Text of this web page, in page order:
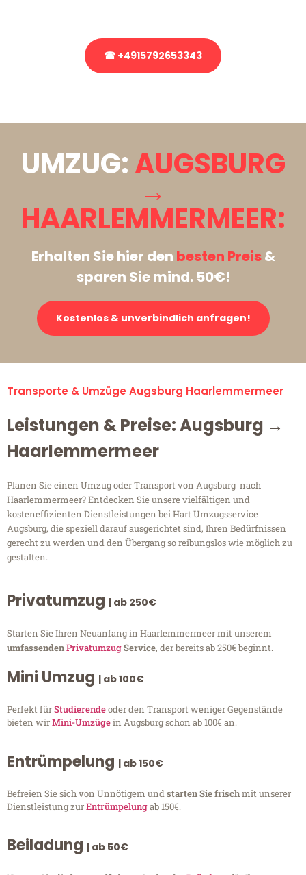
☎ +4915792653343
UMZUG:AUGSBURG
→
HAARLEMMERMEER:
Erhalten Sie hier den besten Preis&
sparen Sie mind. 50€!
Kostenlos & unverbindlich anfragen!
Transporte & Umzüge Augsburg Haarlemmermeer
Leistungen & Preise: Augsburg →
Haarlemmermeer
Planen Sie einen Umzug oder Transport von Augsburg nach
Haarlemmermeer? Entdecken Sie unsere vielfältigen und
kosteneffizienten Dienstleistungen bei Hart Umzugsservice
Augsburg, die speziell darauf ausgerichtet sind, Ihren Bedürfnissen
gerecht zu werden und den Übergang so reibungslos wie möglich zu
gestalten.
Privatumzug | ab 250€
Starten Sie Ihren Neuanfang in Haarlemmermeer mit unserem
umfassendenPrivatumzugService, der bereits ab 250€ beginnt.
Mini Umzug | ab 100€
Perfekt fürStudierendeoder den Transport weniger Gegenstände
bieten wirMini-Umzügein Augsburg schon ab 100€ an.
Entrümpelung | ab 150€
Befreien Sie sich von Unnötigem undstarten Sie frischmit unserer
Dienstleistung zurEntrümpelungab 150€.
Beiladung | ab 50€